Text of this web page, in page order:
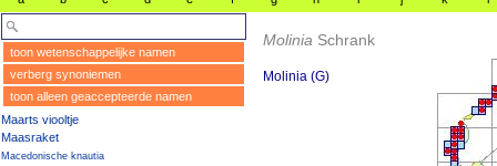
toon wetenschappelijke namen
verberg synoniemen
toon alleen geaccepteerde namen
Maarts viooltje
Maasraket
Macedonische knautia
Molinia Schrank
Molinia (G)